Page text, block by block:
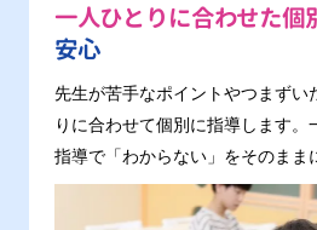
一人ひとりに合わせた個
安心
先生が苦手なポイントやつまずい
りに合わせて個別に指導します。
指導で「わからない」をそのまま